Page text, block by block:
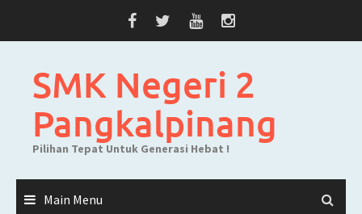
SMK Negeri 2
Pangkalpinang
Pilihan Tepat Untuk Generasi Hebat !
Main Menu